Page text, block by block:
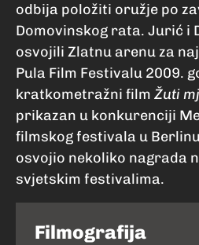
odbija položiti oružje po
Domovinskog rata. Jurić i
osvojili Zlatnu arenu za
Pula Film Festivalu 2009.
kratkometražni film Žuti
prikazan u konkurenciji
filmskog festivala u
osvojio nekoliko nagrada
svjetskim festivalima.
Filmografija